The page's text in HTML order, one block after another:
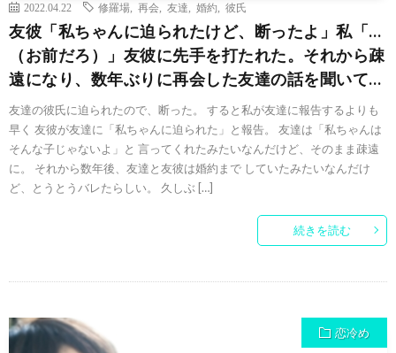
2022.04.22 修羅場 再会 友達 婚約 彼氏
友彼「私ちゃんに迫られたけど、断ったよ」私「…
（お前だろ）」友彼に先手を打たれた。それから疎
遠になり、数年ぶりに再会した友達の話を聞いて…
友達の彼氏に迫られたので、断った。 すると私が友達に報告するよりも
早く 友彼が友達に「私ちゃんに迫られた」と報告。 友達は「私ちゃんは
そんな子じゃないよ」と 言ってくれたみたいなんだけど、そのまま疎遠
に。 それから数年後、友達と友彼は婚約まで していたみたいなんだけ
ど、とうとうバレたらしい。 久しぶ […]
続きを読む
恋冷め